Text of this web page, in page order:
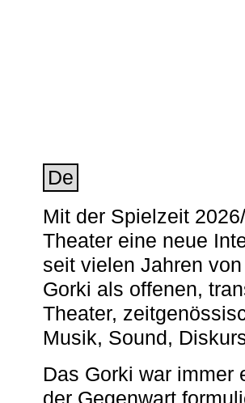
De
Mit der Spielzeit
Theater eine neue
seit vielen Jahren
Gorki als offenen,
Theater,
Musik, Sound,
Das Gorki war immer
der Gegenwart